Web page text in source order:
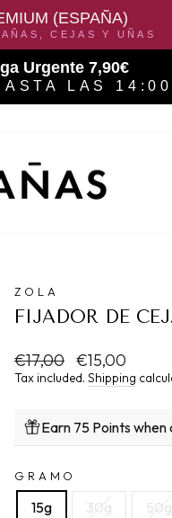
(ESPAÑA)
CEJAS Y UÑAS
Urgente 7,90€
LAS 14:00
ZOLA
FIJADOR DE
Regular
price
€17,00
Sale
price
€15,00
Tax included. Shipping
Earn 75 Points
GRAMO
15g 30g 50g